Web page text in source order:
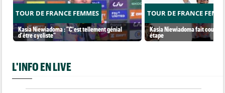
TOUR DE FRANCE FEMMES
Kasia Niewiadoma : "C'est tellement génial
d'être cycliste"
TOUR DE FRANCE
Kasia Niewiadoma fait coup
étape
L'INFO EN LIVE